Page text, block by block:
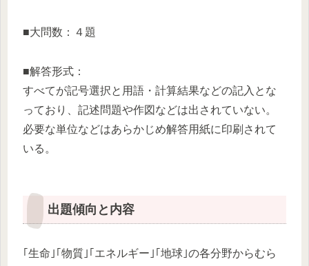
■大問数：４題
■解答形式：
すべてが記号選択と用語・計算結果などの記入とな
っており、記述問題や作図などは出されていない。
必要な単位などはあらかじめ解答用紙に印刷されて
いる。
出題傾向と内容
｢生命｣｢物質｣｢エネルギー｣｢地球｣の各分野からむら